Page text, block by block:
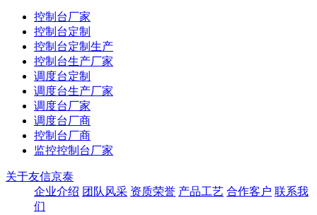
控制台厂家
控制台定制
控制台定制生产
控制台生产厂家
调度台定制
调度台生产厂家
调度台厂家
调度台厂商
控制台厂商
监控控制台厂家
关于友信京泰
企业介绍 团队风采 资质荣誉 产品工艺 合作客户 联系我
们